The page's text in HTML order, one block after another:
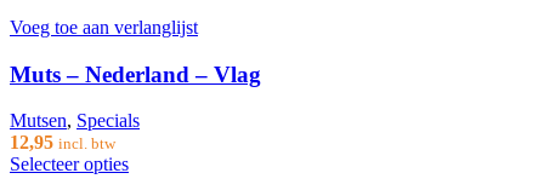
Voeg toe aan verlanglijst
Muts – Nederland – Vlag
Mutsen, Specials
12,95 incl. btw
Selecteer opties